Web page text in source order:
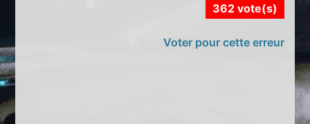
362 vote(s)
Voter pour cette erreur